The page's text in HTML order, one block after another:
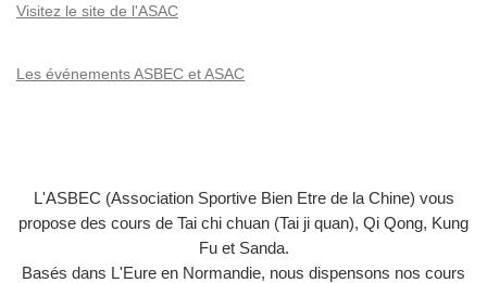
Visitez le site de l'ASAC
Les événements ASBEC et ASAC
L'ASBEC (Association Sportive Bien Etre de la Chine) vous
propose des cours de Tai chi chuan (Tai ji quan), Qi Qong, Kung
Fu et Sanda.
Basés dans L'Eure en Normandie, nous dispensons nos cours